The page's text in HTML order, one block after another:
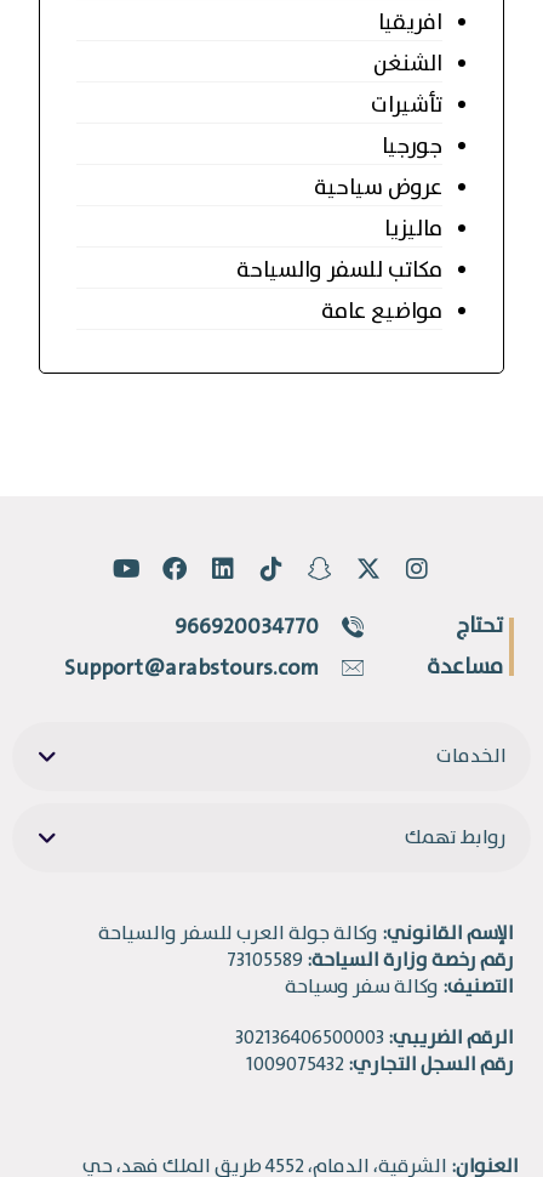
افريقيا
الشنغن
تأشيرات
جورجيا
عروض سياحية
ماليزيا
مكاتب للسفر والسياحة
مواضيع عامة
تحتاج
مساعدة
966920034770
Support@arabstours.com
الخدمات
روابط تهمك
الإسم القانوني: وكالة جولة العرب للسفر والسياحة
رقم رخصة وزارة السياحة:
التصنيف: وكالة سفر وسياحة
الرقم الضريبي:
رقم السجل التجاري:
العنوان: الشرقية، الدمام، 4552 طريق الملك فهد، حي